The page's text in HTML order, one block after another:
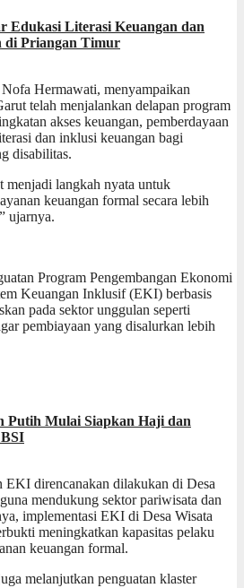
Edukasi Literasi Keuangan dan
di Priangan Timur
Hermawati, menyampaikan
telah menjalankan delapan program
akses keuangan, pemberdayaan
dan inklusi keuangan bagi
disabilitas.
menjadi langkah nyata untuk
keuangan formal secara lebih
ujarnya.
Program Pengembangan Ekonomi
Keuangan Inklusif (EKI) berbasis
pada sektor unggulan seperti
pembiayaan yang disalurkan lebih
Putih Mulai Siapkan Haji dan
EKI direncanakan dilakukan di Desa
mendukung sektor pariwisata dan
implementasi EKI di Desa Wisata
meningkatkan kapasitas pelaku
keuangan formal.
melanjutkan penguatan klaster